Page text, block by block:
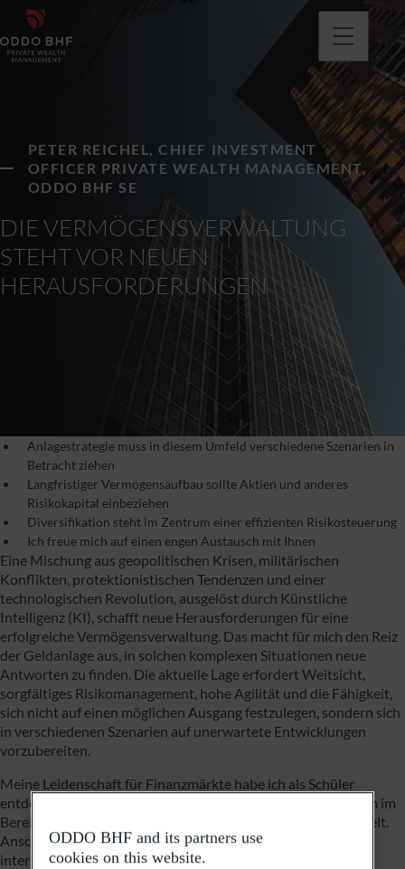
PETER REICHEL, CHIEF INVESTMENT
OFFICER PRIVATE WEALTH MANAGEMENT,
ODDO BHF SE
DIE VERMÖGENSVERWALTUNG
STEHT VOR NEUEN
HERAUSFORDERUNGEN
Anlagestrategie muss in diesem Umfeld verschiedene Szenarien in
Betracht ziehen
Langfristiger Vermögensaufbau sollte Aktien und anderes
Risikokapital einbeziehen
Diversifikation steht im Zentrum einer effizienten Risikosteuerung
Ich freue mich auf einen engen Austausch mit Ihnen
Eine Mischung aus geopolitischen Krisen, militärischen
Konflikten, protektionistischen Tendenzen und einer
technologischen Revolution, ausgelöst durch Künstliche
Intelligenz (KI), schafft neue Herausforderungen für eine
erfolgreiche Vermögensverwaltung. Das macht für mich den Reiz
der Geldanlage aus, in solchen komplexen Situationen neue
Antworten zu finden. Die aktuelle Lage erfordert Weitsicht,
sorgfältiges Risikomanagement, hohe Agilität und die Fähigkeit,
sich nicht auf einen möglichen Ausgang festzulegen, sondern sich
in verschiedenen Szenarien auf unerwartete Entwicklungen
vorzubereiten.
Meine Leidenschaft für Finanzmärkte habe ich als Schüler
entdeckt und mit einer Bankausbildung und meinem Studium im
Bereich Finanzierung an der Universität Köln weiterentwickelt.
Anschließend bin ich in einer Privatbank, bei einem
internationalen Asset Manager und im Family Office einer
ODDO BHF and its partners use
cookies on this website.